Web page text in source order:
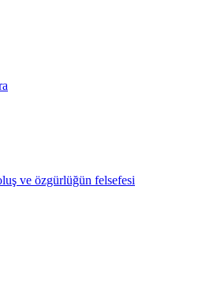
ve özgürlüğün felsefesi